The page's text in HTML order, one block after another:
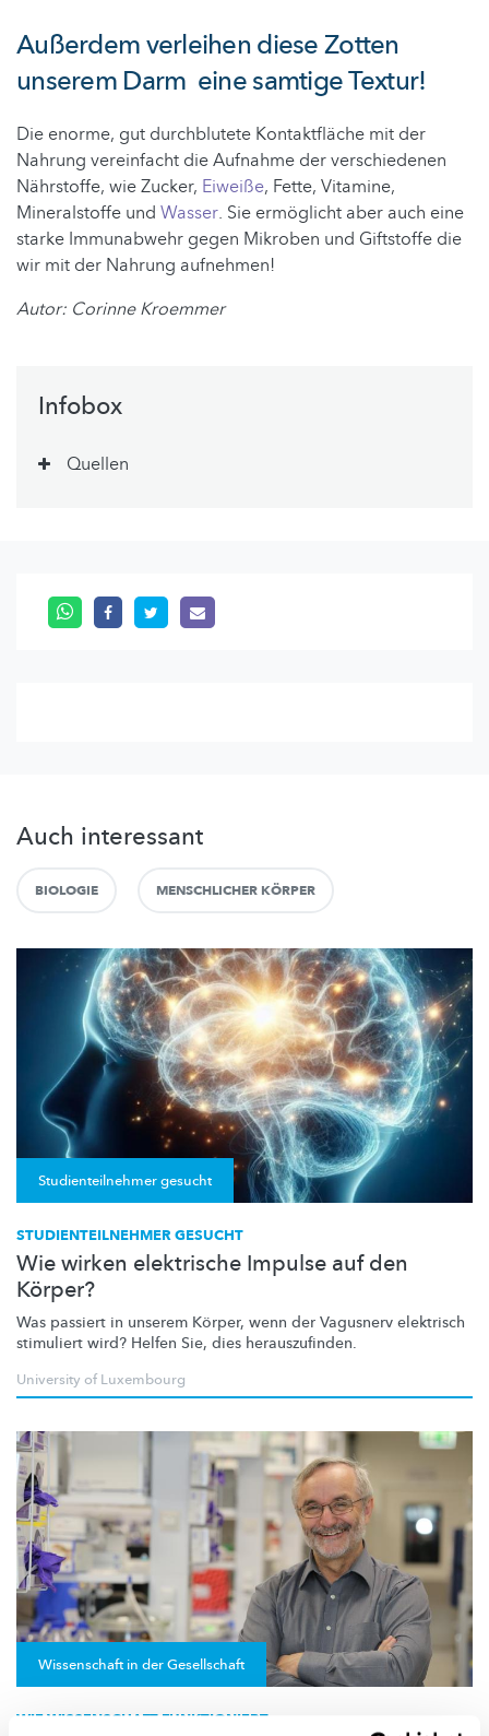
Außerdem verleihen diese Zotten
unserem Darm eine samtige Textur!
Die enorme, gut durchblutete Kontaktfläche mit der
Nahrung vereinfacht die Aufnahme der verschiedenen
Nährstoffe, wie Zucker, Eiweiße, Fette, Vitamine,
Mineralstoffe und Wasser. Sie ermöglicht aber auch eine
starke Immunabwehr gegen Mikroben und Giftstoffe die
wir mit der Nahrung aufnehmen!
Autor: Corinne Kroemmer
Infobox
Quellen
Auch interessant
BIOLOGIE MENSCHLICHER KÖRPER
Studienteilnehmer gesucht
STUDIENTEILNEHMER GESUCHT
Wie wirken elektrische Impulse auf den
Körper?
Was passiert in unserem Körper, wenn der Vagusnerv elektrisch
stimuliert wird? Helfen Sie, dies herauszufinden.
University of Luxembourg
Wissenschaft in der Gesellschaft
WIE WISSENSCHAFT FUNKTIONIERT